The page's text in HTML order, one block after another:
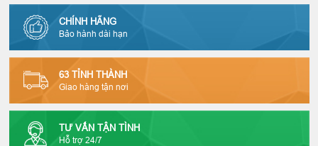
CHÍNH HÃNG
Bảo hành dài hạn
63 TỈNH THÀNH
Giao hàng tận nơi
TƯ VẤN TẬN TÌNH
Hỗ trợ 24/7